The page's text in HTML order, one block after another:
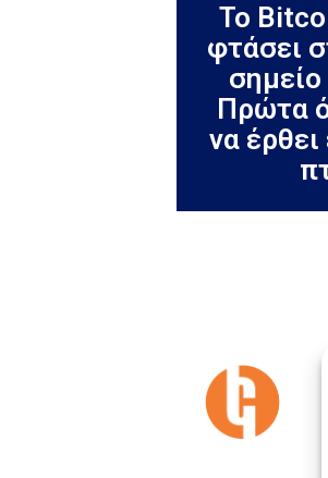
Το
φτάσει
Πρώτα
να